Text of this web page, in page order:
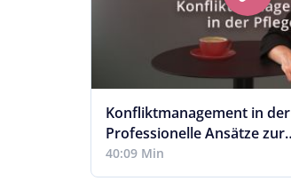
Konfliktmanagement in
Professionelle Ansätze zur
Gewaltprävention
40:09 Min